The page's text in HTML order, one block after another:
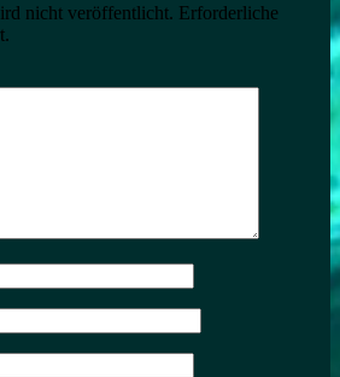
nicht veröffentlicht. Erforderliche